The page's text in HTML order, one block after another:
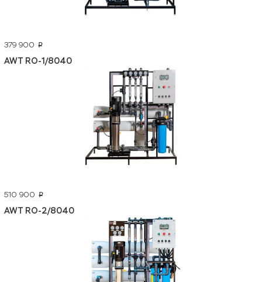
379 900 p
AWT RO-1/8040
510 900 p
AWT RO-2/8040